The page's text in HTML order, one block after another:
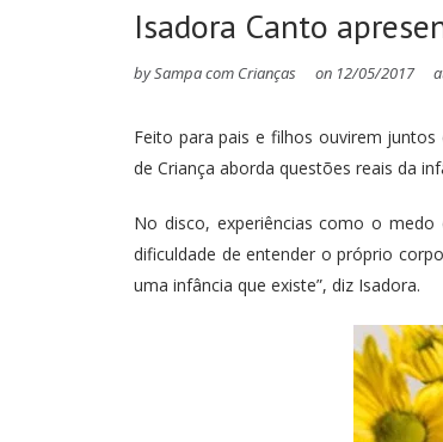
Isadora Canto
bySampa com Crianças on 12/05/2017
Feito para pais e filhos ouvirem juntos
de Criança aborda questões reais da
No disco, experiências como o
dificuldade de entender o próprio
uma infância que existe”, diz Isadora.